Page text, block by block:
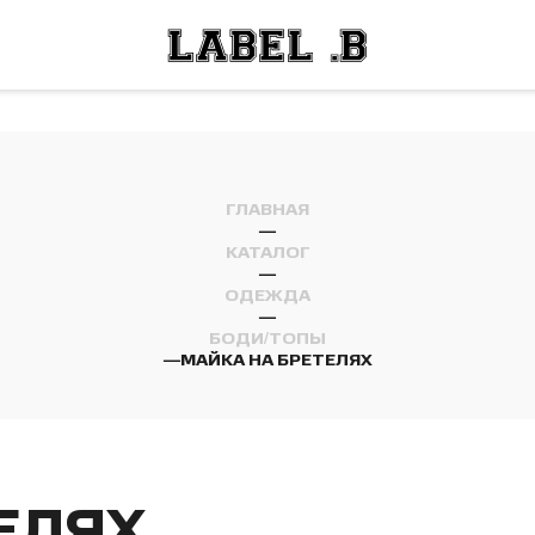
ГЛАВНАЯ
—
КАТАЛОГ
—
ОДЕЖДА
—
БОДИ/ТОПЫ
—МАЙКА НА БРЕТЕЛЯХ